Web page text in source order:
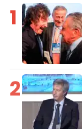
1
2